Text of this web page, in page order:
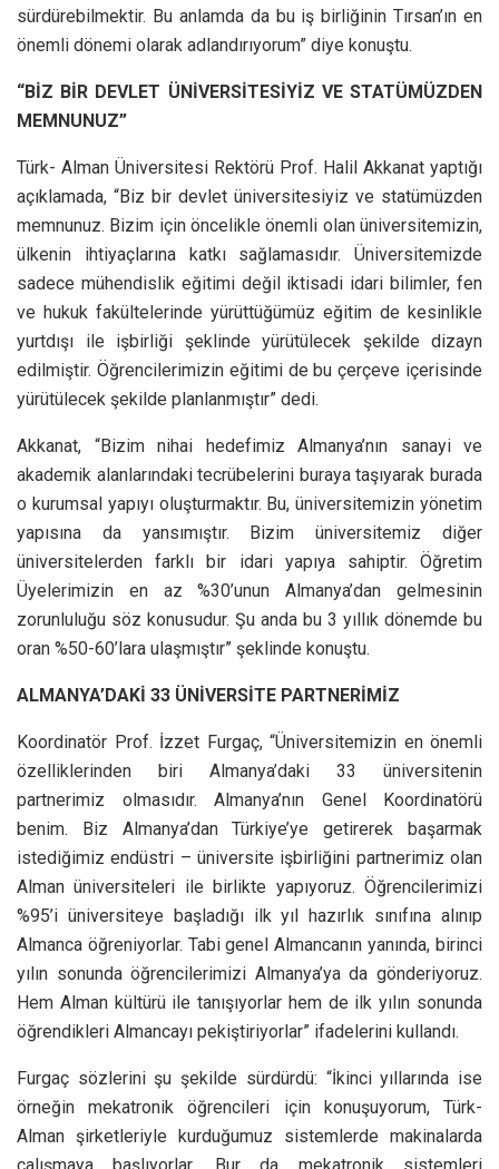
sürdürebilmektir. Bu anlamda da bu iş birliğinin Tırsan’ın en
önemli dönemi olarak adlandırıyorum” diye konuştu.
“BİZ BİR DEVLET ÜNİVERSİTESİYİZ VE STATÜMÜZDEN
MEMNUNUZ”
Türk- Alman Üniversitesi Rektörü Prof. Halil Akkanat yaptığı
açıklamada, “Biz bir devlet üniversitesiyiz ve statümüzden
memnunuz. Bizim için öncelikle önemli olan üniversitemizin,
ülkenin ihtiyaçlarına katkı sağlamasıdır. Üniversitemizde
sadece mühendislik eğitimi değil iktisadi idari bilimler, fen
ve hukuk fakültelerinde yürüttüğümüz eğitim de kesinlikle
yurtdışı ile işbirliği şeklinde yürütülecek şekilde dizayn
edilmiştir. Öğrencilerimizin eğitimi de bu çerçeve içerisinde
yürütülecek şekilde planlanmıştır” dedi.
Akkanat, “Bizim nihai hedefimiz Almanya’nın sanayi ve
akademik alanlarındaki tecrübelerini buraya taşıyarak burada
o kurumsal yapıyı oluşturmaktır. Bu, üniversitemizin yönetim
yapısına da yansımıştır. Bizim üniversitemiz diğer
üniversitelerden farklı bir idari yapıya sahiptir. Öğretim
Üyelerimizin en az %30’unun Almanya’dan gelmesinin
zorunluluğu söz konusudur. Şu anda bu 3 yıllık dönemde bu
oran %50-60’lara ulaşmıştır” şeklinde konuştu.
ALMANYA’DAKİ 33 ÜNİVERSİTE PARTNERİMİZ
Koordinatör Prof. İzzet Furgaç, “Üniversitemizin en önemli
özelliklerinden biri Almanya’daki 33 üniversitenin
partnerimiz olmasıdır. Almanya’nın Genel Koordinatörü
benim. Biz Almanya’dan Türkiye’ye getirerek başarmak
istediğimiz endüstri – üniversite işbirliğini partnerimiz olan
Alman üniversiteleri ile birlikte yapıyoruz. Öğrencilerimizi
%95’i üniversiteye başladığı ilk yıl hazırlık sınıfına alınıp
Almanca öğreniyorlar. Tabi genel Almancanın yanında, birinci
yılın sonunda öğrencilerimizi Almanya’ya da gönderiyoruz.
Hem Alman kültürü ile tanışıyorlar hem de ilk yılın sonunda
öğrendikleri Almancayı pekiştiriyorlar” ifadelerini kullandı.
Furgaç sözlerini şu şekilde sürdürdü: “İkinci yıllarında ise
örneğin mekatronik öğrencileri için konuşuyorum, Türk-
Alman şirketleriyle kurduğumuz sistemlerde makinalarda